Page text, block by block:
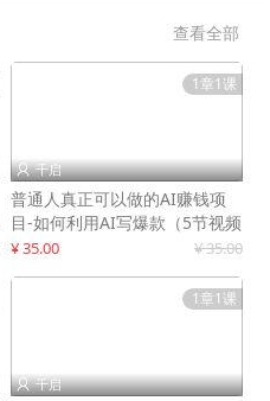
查看全部
1章1课
 千启
普通人真正可以做的AI赚钱项
目-如何利用AI写爆款（5节视频
课）
¥ 35.00 ¥ 35.00
1章1课
 千启